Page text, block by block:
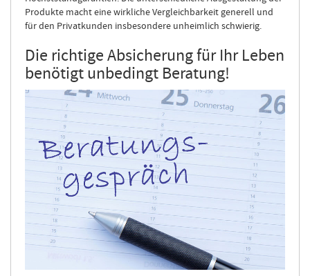
Produkte macht eine wirkliche Vergleichbarkeit generell und
für den Privatkunden insbesondere unheimlich schwierig.
Die richtige Absicherung für Ihr Leben
benötigt unbedingt Beratung!